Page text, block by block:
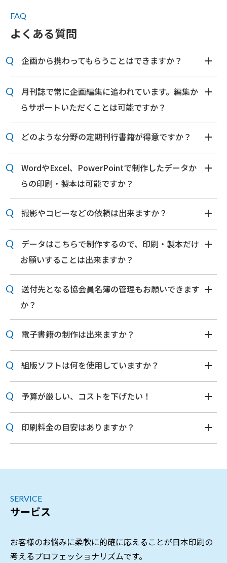
FAQ
よくある質問
企画から携わってもらうことはできますか？
月刊誌で常に企画編集に追われています。編集か
らサポートいただくことは可能ですか？
どのような分野の定期刊行書籍が得意ですか？
WordやExcel、PowerPointで制作したデータか
らの印刷・製本は可能ですか？
撮影やコピーなどの依頼は出来ますか？
データはこちらで制作するので、印刷・製本だけ
お願いすることは出来ますか？
送付先となる協会員名簿の管理もお願いできます
か？
電子書籍の制作は出来ますか？
組版ソフトは何を使用していますか？
予算が厳しい、コストを下げたい！
印刷料金の目安はありますか？
SERVICE
サービス
お客様のお悩みに柔軟に的確に応えることが日本印刷の
考えるプロフェッショナリズムです。